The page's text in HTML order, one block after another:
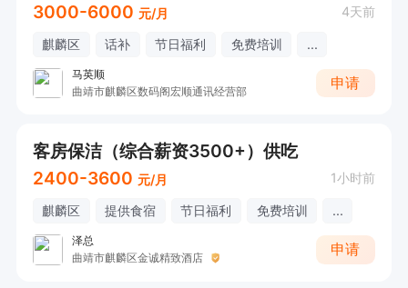
3000-6000 元/月 4天前
麒麟区 话补 节日福利 免费培训 ...
马英顺
曲靖市麒麟区数码阁宏顺通讯经营部
申请
客房保洁（综合薪资3500+）供吃
2400-3600 元/月 1小时前
麒麟区 提供食宿 节日福利 免费培训 ...
泽总
曲靖市麒麟区金诚精致酒店
申请